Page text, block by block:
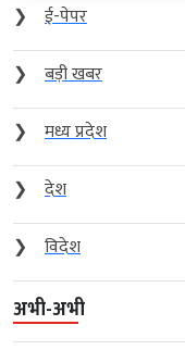
❯
ई-पेपर
❯
बड़ी खबर
❯
मध्य प्रदेश
❯
देश
❯
विदेश
अभी-अभी